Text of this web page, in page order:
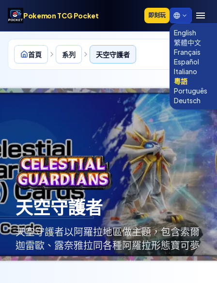
Pokemon TCG Pocket 即刻玩
English
繁體中文
Français
Español
Italiano
粵語
Português
Deutsch
首頁 系列 天空守護者
A3
天空守護者
天空守護者以阿羅拉地區做主題，包含索爾
迦雷歐、露奈雅拉同各種阿羅拉形態寶可夢